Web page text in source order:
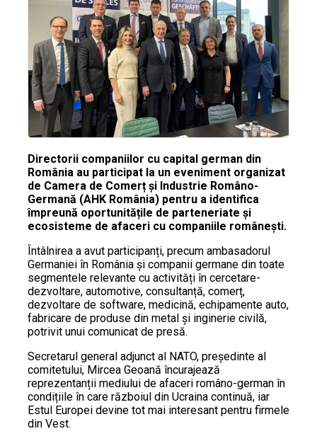
Directorii companiilor cu capital german din
România au participat la un eveniment organizat
de Camera de Comerț și Industrie Româno-
Germană (AHK România) pentru a identifica
împreună oportunitățile de parteneriate și
ecosisteme de afaceri cu companiile românești.
Întâlnirea a avut participanți, precum ambasadorul
Germaniei în România și companii germane din toate
segmentele relevante cu activități în cercetare-
dezvoltare, automotive, consultanță, comerț,
dezvoltare de software, medicină, echipamente auto,
fabricare de produse din metal și inginerie civilă,
potrivit unui comunicat de presă.
Secretarul general adjunct al NATO, președinte al
comitetului, Mircea Geoană încurajează
reprezentanții mediului de afaceri româno-german în
condițiile în care războiul din Ucraina continuă, iar
Estul Europei devine tot mai interesant pentru firmele
din Vest.